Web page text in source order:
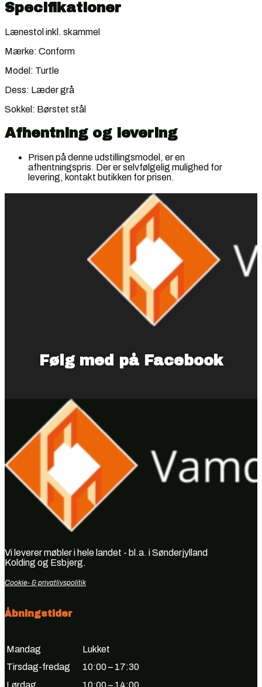
Specifikationer
Lænestol inkl. skammel
Mærke: Conform
Model: Turtle
Dess: Læder grå
Sokkel: Børstet stål
Afhentning og levering
Prisen på denne udstillingsmodel, er en
afhentningspris. Der er selvfølgelig mulighed for
levering, kontakt butikken for prisen.
Følg med på Facebook
Vi leverer møbler i hele landet - bl.a. i Sønderjylland
Kolding og Esbjerg.
Cookie- & privatlivspolitik
Åbningstider
Mandag
Lukket
Tirsdag-fredag
10:00 – 17:30